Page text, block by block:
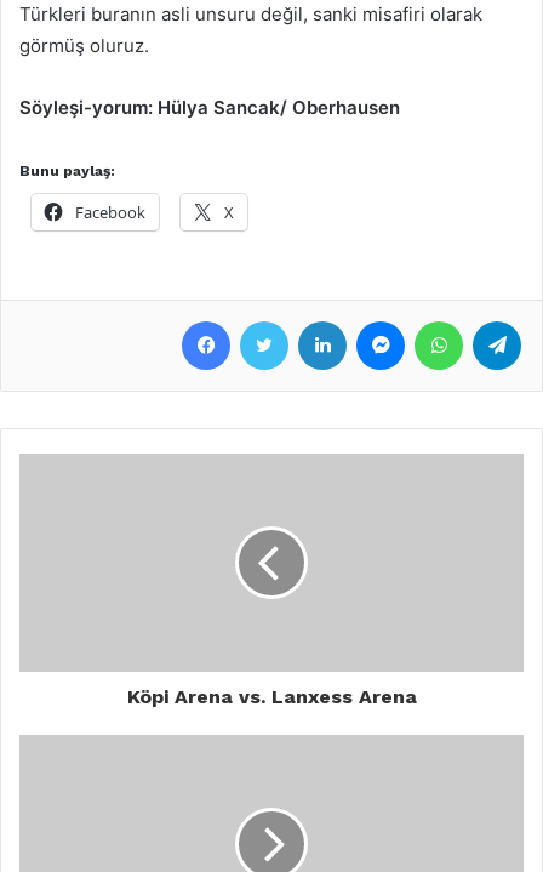
Türkleri buranın asli unsuru değil, sanki misafiri olarak
görmüş oluruz.
Söyleşi-yorum: Hülya Sancak/ Oberhausen
Bunu paylaş:
Facebook X
Köpi Arena vs. Lanxess Arena